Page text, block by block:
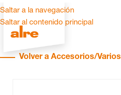
Saltar a la navegación
Saltar al contenido principal
Volver a Accesorios/Varios